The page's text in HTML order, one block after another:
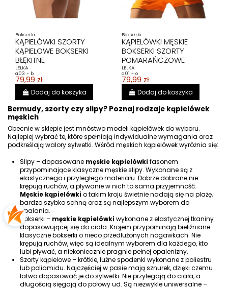
Bokserki
KĄPIELÓWKI SZORTY
KĄPIELOWE BOKSERKI
BŁĘKITNE
LELKA
a03 - b
79,99 zł
Dodaj do koszyka
Bokserki
KĄPIELÓWKI MĘSKIE
BOKSERKI SZORTY
POMARAŃCZOWE
LELKA
a01 - o
79,99 zł
Dodaj do koszyka
Bermudy, szorty czy slipy? Poznaj rodzaje kąpielówek
męskich
Obecnie w sklepie jest mnóstwo modeli kąpielówek do wyboru.
Najlepiej wybrać te, które spełniają indywidualne wymagania oraz
podkreślają walory sylwetki. Wśród męskich kąpielówek wyróżnia się:
Slipy – dopasowane męskie kąpielówkifasonem
przypominające klasyczne męskie slipy. Wykonane są z
elastycznego i przyległego materiału. Dobrze dobrane nie
krępują ruchów, a pływanie w nich to sama przyjemność.
Męskie kąpielówkio takim kroju świetnie nadają się na plażę,
bardzo szybko schną oraz są najlepszym wyborem do
opalania.
Bokserki – męskie kąpielówkiwykonane z elastycznej tkaniny
dopasowującej się do ciała. Krojem przypominają bieliźniane
klasyczne bokserki o nieco przedłużonych nogawkach. Nie
krępują ruchów, więc są idealnym wyborem dla każdego, kto
lubi pływać, a niekoniecznie pragnie pełnej opalenizny.
Szorty kąpielowe – krótkie, luźne spodenki wykonane z poliestru
lub poliamidu. Najczęściej w pasie mają sznurek, dzięki czemu
łatwo dopasować je do sylwetki. Nie przylegają do ciała, a
długością sięgają do połowy ud. Są niezwykle uniwersalne –